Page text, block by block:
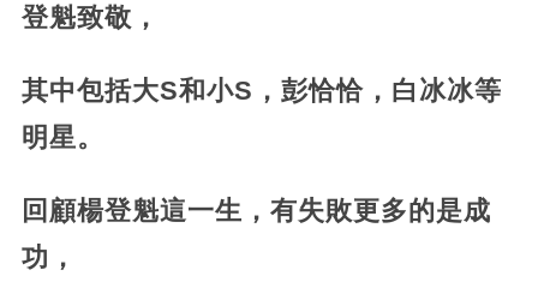
登魁致敬，
其中包括大S和小S，彭恰恰，白冰冰等
明星。
回顧楊登魁這一生，有失敗更多的是成
功，